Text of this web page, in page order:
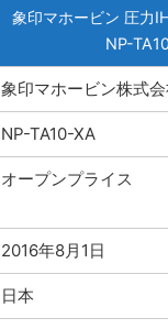
象印マホービン 圧力
NP-
象印マホービン株式
NP-TA10-XA
オープンプライス
2016年8月1日
日本